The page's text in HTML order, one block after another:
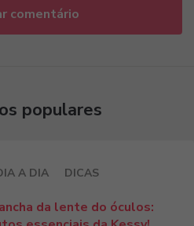
populares
A DIA DICAS
da lente do óculos: